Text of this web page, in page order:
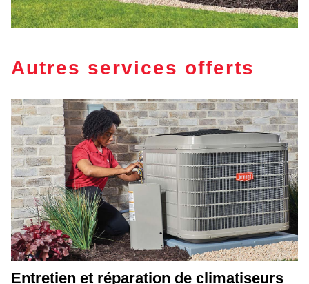
Autres services offerts
Entretien et réparation de climatiseurs